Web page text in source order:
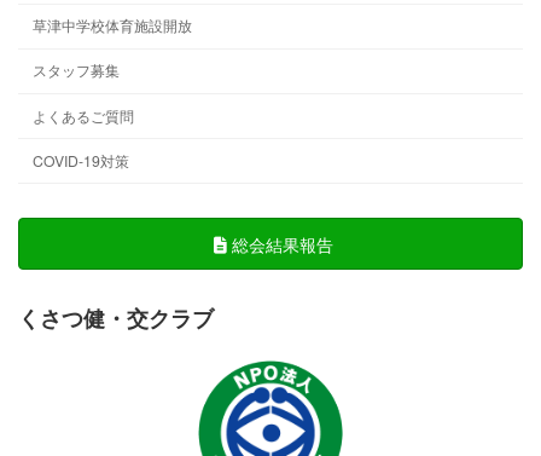
草津中学校体育施設開放
スタッフ募集
よくあるご質問
COVID-19対策
総会結果報告
くさつ健・交クラブ